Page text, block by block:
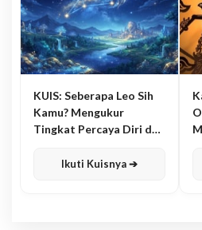
KUIS: Seberapa Leo Sih
Kamu? Mengukur
Tingkat Percaya Diri dan
Ikuti Kuisnya ➔